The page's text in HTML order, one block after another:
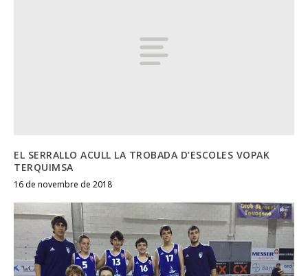
EL SERRALLO ACULL LA TROBADA D’ESCOLES VOPAK
TERQUIMSA
16 de novembre de 2018